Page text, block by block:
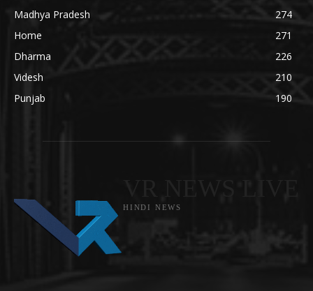
Madhya Pradesh
274
Home
271
Dharma
226
Videsh
210
Punjab
190
HINDI NEWS